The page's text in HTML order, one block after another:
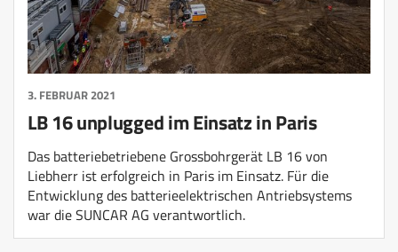
3. FEBRUAR 2021
LB 16 unplugged im Einsatz in Paris
Das batteriebetriebene Grossbohrgerät LB 16 von
Liebherr ist erfolgreich in Paris im Einsatz. Für die
Entwicklung des batterieelektrischen Antriebsystems
war die SUNCAR AG verantwortlich.